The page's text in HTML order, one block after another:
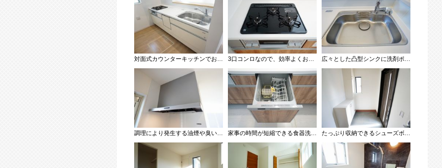
対面式カウンターキッチンでお子様の様子が見守れます。カウンタートップは耐熱性に優れており、日ごろのお掃除もふき取るだけでＯＫ。ステンレスシンクも簡単にお掃除できますよ。 3口コンロなので、効率よくお料理が楽しめます。毎日のお料理も楽しくなりますね＾＾
調理により発生する油煙や臭いを吸い込み、屋外へ排気してくれます。 家事の時間が短縮できる食器洗浄乾燥機付。後片付けもラクラクです。 食器を洗う手間が減るので家族とのコミュニケーションの時間や自分の時間が増えますね。 たっぷり収納できるシューズボックスです。家族全員の靴がきれいに整頓できます。棚の上にお花や写真を飾っても良いですね。